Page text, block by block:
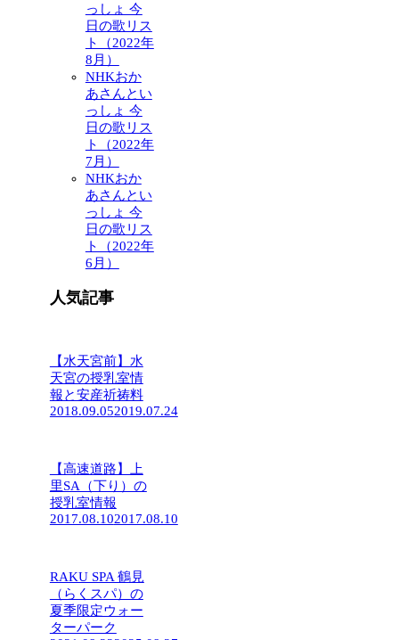
っしょ 今
日の歌リス
ト（2022年
8月）
NHKおか
あさんとい
っしょ 今
日の歌リス
ト（2022年
7月）
NHKおか
あさんとい
っしょ 今
日の歌リス
ト（2022年
6月）
人気記事
【水天宮前】水
天宮の授乳室情
報と安産祈祷料
2018.09.052019.07.24
【高速道路】上
里SA（下り）の
授乳室情報
2017.08.102017.08.10
RAKU SPA 鶴見
（らくスパ）の
夏季限定ウォー
ターパーク